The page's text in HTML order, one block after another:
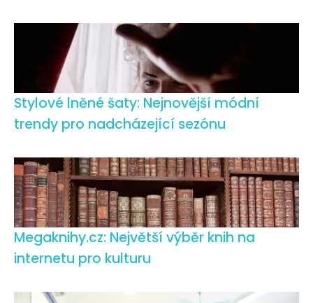
Stylové lněné šaty: Nejnovější módní
trendy pro nadcházející sezónu
Megaknihy.cz: Největší výběr knih na
internetu pro kulturu